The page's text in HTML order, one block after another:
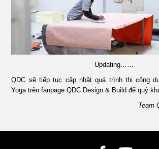
Updating……
QDC sẽ tiếp tục cập nhật quá trình thi công
Yoga trên fanpage QDC Design & Build để quý
Team